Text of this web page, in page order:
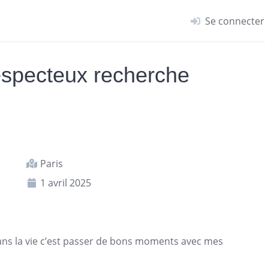
Se connecter
recherche
Paris
1 avril 2025
la vie c’est passer de bons moments avec mes